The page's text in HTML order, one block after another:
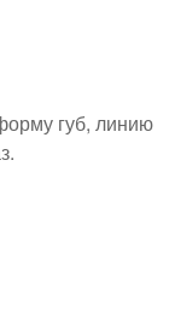
губ, линию